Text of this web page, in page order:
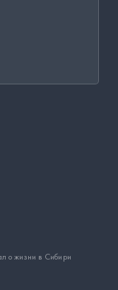
о жизни в Сибири